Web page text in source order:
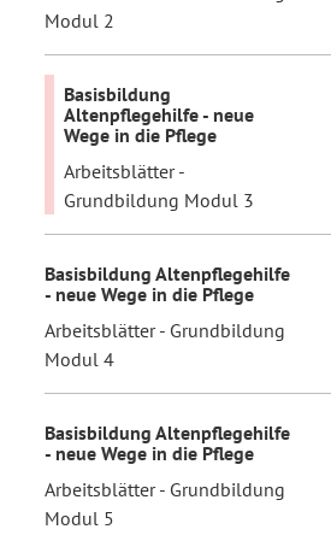
Modul 2
Basisbildung
Altenpflegehilfe - neue
Wege in die Pflege
Arbeitsblätter -
Grundbildung Modul 3
Basisbildung Altenpflegehilfe
- neue Wege in die Pflege
Arbeitsblätter - Grundbildung
Modul 4
Basisbildung Altenpflegehilfe
- neue Wege in die Pflege
Arbeitsblätter - Grundbildung
Modul 5